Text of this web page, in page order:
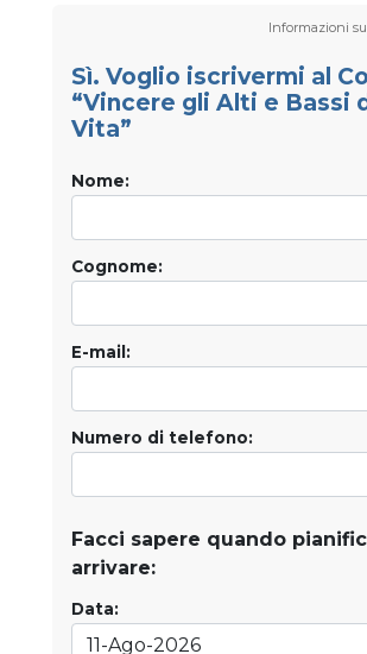
Informazioni
Sì. Voglio iscrivermi al
“Vincere gli Alti e Bassi
Vita”
Nome:
Cognome:
E-mail:
Numero di telefono:
Facci sapere quando
arrivare:
Data: